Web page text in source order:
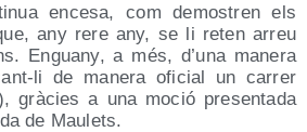
ence­sa, com demos­tren els
any rere any, se li reten arreu
Enguany, a més, d’u­na mane­ra
li de mane­ra ofi­cial un carrer
grà­cies a una moció pre­sen­ta­da
de Maulets.